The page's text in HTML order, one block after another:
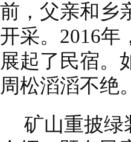
前，父亲和乡
开采。2016年
展起了民宿。
周松滔滔不绝。
矿山重披绿